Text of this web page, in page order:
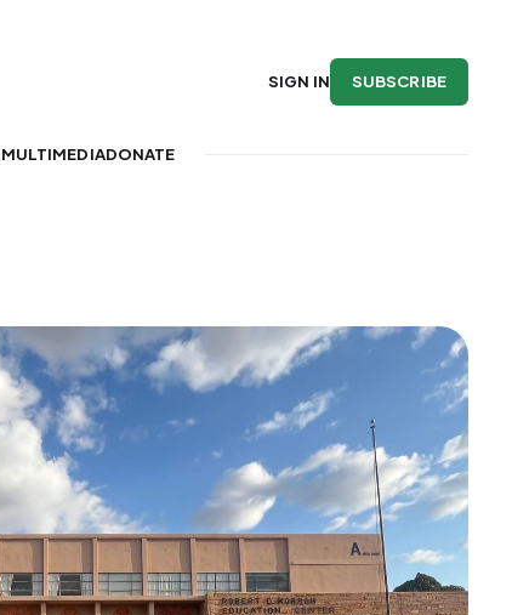
MULTIMEDIADONATE
SIGN IN SUBSCRIBE